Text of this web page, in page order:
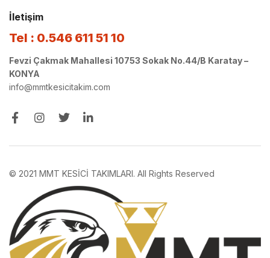
İletişim
Tel : 0.546 611 51 10
Fevzi Çakmak Mahallesi 10753 Sokak No.44/B Karatay –
KONYA
info@mmtkesicitakim.com
© 2021 MMT KESİCİ TAKIMLARI. All Rights Reserved